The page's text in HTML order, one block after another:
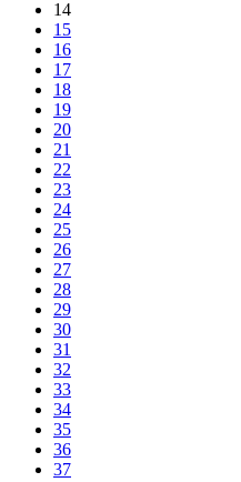
14
15
16
17
18
19
20
21
22
23
24
25
26
27
28
29
30
31
32
33
34
35
36
37